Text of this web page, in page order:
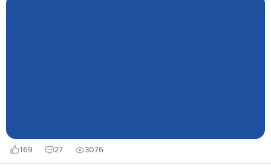
169 27 3076